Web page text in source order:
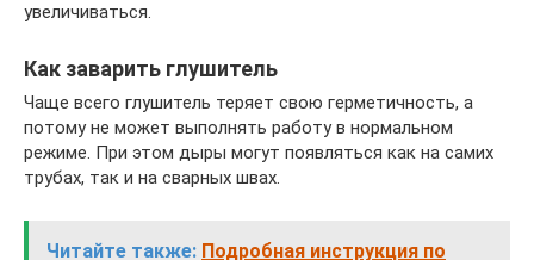
увеличиваться.
Как заварить глушитель
Чаще всего глушитель теряет свою герметичность, а
потому не может выполнять работу в нормальном
режиме. При этом дыры могут появляться как на самих
трубах, так и на сварных швах.
Читайте также: Подробная инструкция по